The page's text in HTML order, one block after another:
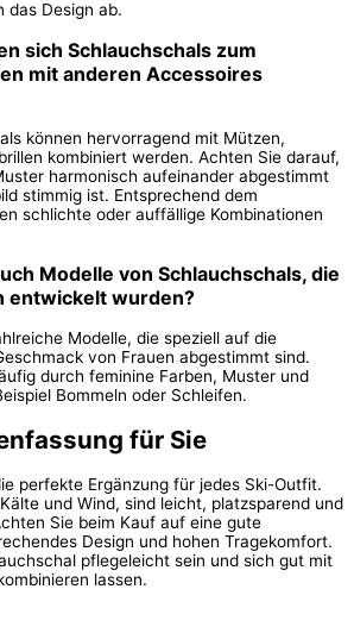
das Design ab.
sich Schlauchschals zum
mit anderen Accessoires
können hervorragend mit Mützen,
kombiniert werden. Achten Sie darauf,
harmonisch aufeinander abgestimmt
stimmig ist. Entsprechend dem
schlichte oder auffällige Kombinationen
Modelle von Schlauchschals, die
entwickelt wurden?
Modelle, die speziell auf die
von Frauen abgestimmt sind.
durch feminine Farben, Muster und
Bommeln oder Schleifen.
für Sie
perfekte Ergänzung für jedes Ski-Outfit.
und Wind, sind leicht, platzsparend und
Sie beim Kauf auf eine gute
Design und hohen Tragekomfort.
pflegeleicht sein und sich gut mit
lassen.